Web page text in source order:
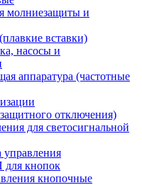
молниезащиты и
вставки)
насосы и
аппаратура (частотные
отключения)
для светосигнальной
управления
для кнопок
кнопочные